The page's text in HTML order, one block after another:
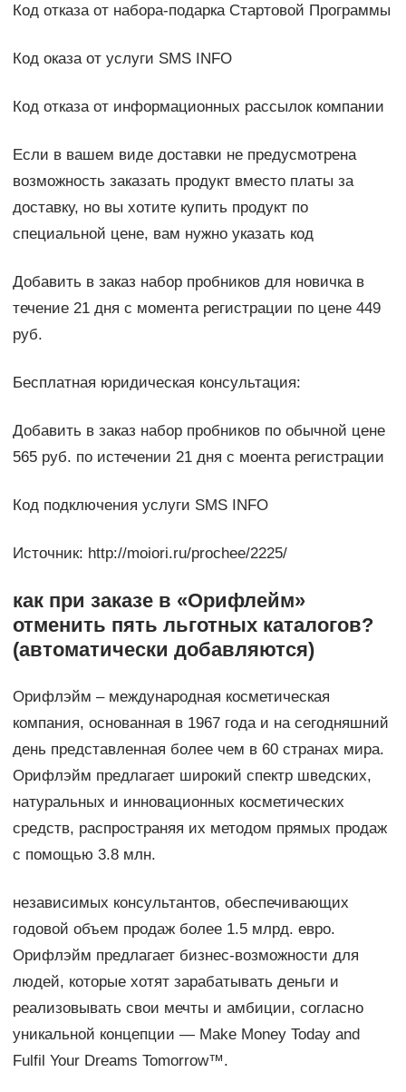
Код отказа от набора-подарка Стартовой Программы
Код оказа от услуги SMS INFO
Код отказа от информационных рассылок компании
Если в вашем виде доставки не предусмотрена
возможность заказать продукт вместо платы за
доставку, но вы хотите купить продукт по
специальной цене, вам нужно указать код
Добавить в заказ набор пробников для новичка в
течение 21 дня с момента регистрации по цене 449
руб.
Бесплатная юридическая консультация:
Добавить в заказ набор пробников по обычной цене
565 руб. по истечении 21 дня с моента регистрации
Код подключения услуги SMS INFO
Источник: http://moiori.ru/prochee/2225/
как при заказе в «Орифлейм»
отменить пять льготных каталогов?
(автоматически добавляются)
Орифлэйм – международная косметическая
компания, основанная в 1967 года и на сегодняшний
день представленная более чем в 60 странах мира.
Орифлэйм предлагает широкий спектр шведских,
натуральных и инновационных косметических
средств, распространяя их методом прямых продаж
с помощью 3.8 млн.
независимых консультантов, обеспечивающих
годовой объем продаж более 1.5 млрд. евро.
Орифлэйм предлагает бизнес-возможности для
людей, которые хотят зарабатывать деньги и
реализовывать свои мечты и амбиции, согласно
уникальной концепции — Make Money Today and
Fulfil Your Dreams Tomorrow™.